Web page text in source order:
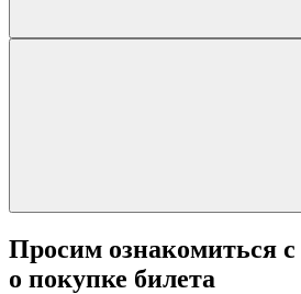
Просим ознакомиться
о покупке билета